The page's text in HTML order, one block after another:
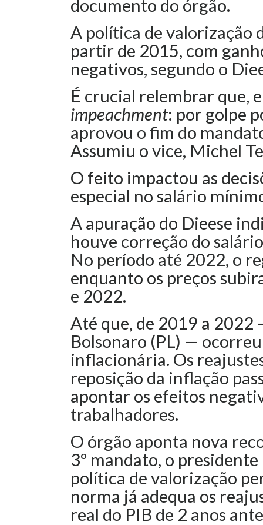
documento do órgão.
A política de valorização
partir de 2015, com
negativos, segundo o
É crucial relembrar que,
impeachment: por golpe
aprovou o fim do
Assumiu o vice, Michel
O feito impactou as
especial no salário
A apuração do Dieese
houve correção do
No período até 2022, o
enquanto os preços
e 2022.
Até que, de 2019 a
Bolsonaro (PL) —
inflacionária. Os
reposição da inflação
apontar os efeitos
trabalhadores.
O órgão aponta nova
3º mandato, o
política de valorização
norma já adequa os
real do PIB de 2 anos